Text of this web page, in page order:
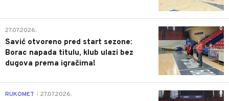
0
27.07.2026.
Savić otvoreno pred start sezone:
Borac napada titulu, klub ulazi bez
dugova prema igračima!
0
RUKOMET 27.07.2026.